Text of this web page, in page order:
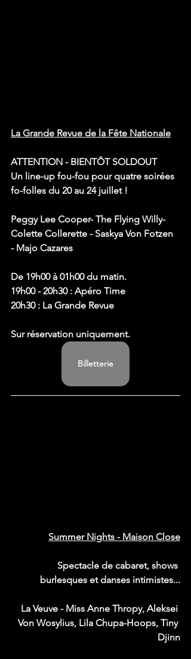
La Grande Revue de la Fête Nationale
ATTENTION - BIENTÔT SOLDOUT
Un line-up fou-fou pour quatre soirées
fo-folles du 20 au 24 juillet !
Peggy Lee Cooper- The Flying Willy-
Colette Collerette - Saskya Von Fotzen
- Majo Cazares
De 19h00 à 01h00 du matin.
19h00 - 20h30 : Apéro Time
20h30 : La Grande Revue
Sur réservation uniquement.
Billetterie
Summer Nights - Maison Close
Spectacle de cabaret, shows
burlesques et danses intimistes...
La Veuve - Miss Anne Thropy, Aleksei
Von Wosylius, Lila Chupa-Hoops, Tiny
Djinn